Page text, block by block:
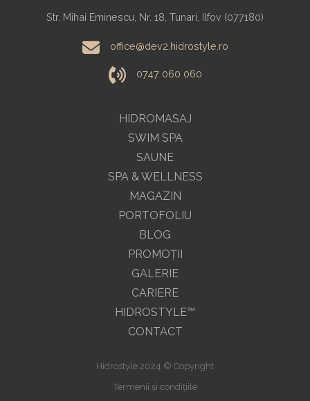
HIDROMASAJ
SWIM SPA
SAUNE
SPA & WELLNESS
MAGAZIN
Str. Mihai Eminescu, Nr. 18, Tunari, Ilfov (077180)
office@dev2.hidrostyle.ro
0747 060 060
PORTOFOLIU
BLOG
PROMOŢII
GALERIE
CARIERE
HIDROSTYLE™
CONTACT
Hidrostyle 2024 © Copyright
Termenii și condițiile